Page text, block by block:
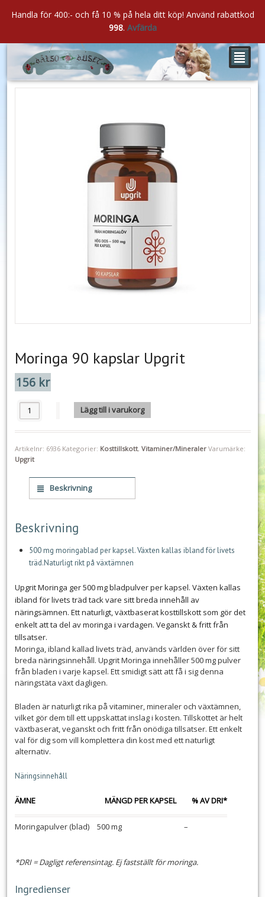
²
Moringa 90 kapslar Upgrit
156 kr
Moringa 90 kapslar Upgrit mängd
Lägg till i varukorg
Artikelnr: 6936 Kategorier: Kosttillskott, Vitaminer/Mineraler Varumärke:
Upgrit
Beskrivning
Beskrivning
500 mg moringablad per kapsel. Växten kallas ibland för livets
träd.Naturligt rikt på växtämnen
Upgrit Moringa ger 500 mg bladpulver per kapsel. Växten kallas
ibland för livets träd tack vare sitt breda innehåll av
näringsämnen. Ett naturligt, växtbaserat kosttillskott som gör det
enkelt att ta del av moringa i vardagen. Veganskt & fritt från
tillsatser.
Moringa, ibland kallad livets träd, används världen över för sitt
breda näringsinnehåll. Upgrit Moringa innehåller 500 mg pulver
från bladen i varje kapsel. Ett smidigt sätt att få i sig denna
näringstäta växt dagligen.
Bladen är naturligt rika på vitaminer, mineraler och växtämnen,
vilket gör dem till ett uppskattat inslag i kosten. Tillskottet är helt
växtbaserat, veganskt och fritt från onödiga tillsatser. Ett enkelt
val för dig som vill komplettera din kost med ett naturligt
alternativ.
Näringsinnehåll
ÄMNE MÄNGD PER KAPSEL % AV DRI*
Moringapulver (blad) 500 mg –
*DRI = Dagligt referensintag. Ej fastställt för moringa.
Ingredienser
Handla för 400:- och få 10 % på hela ditt köp! Använd rabattkod
998. Avfärda